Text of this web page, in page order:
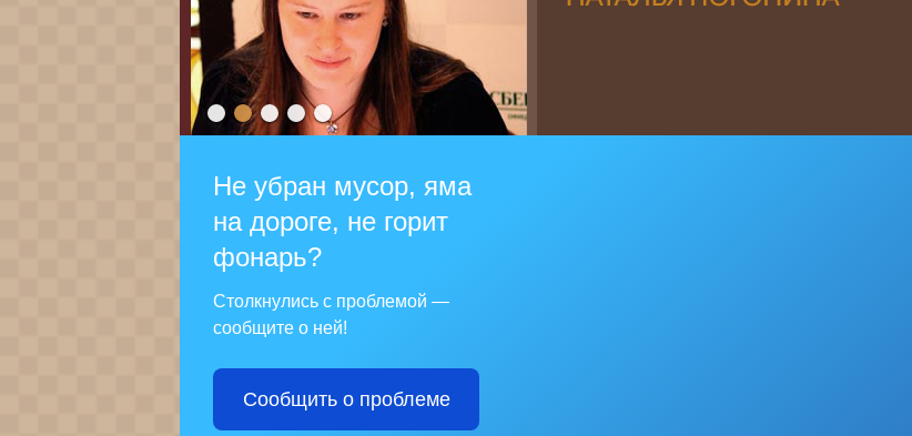
Не убран мусор, яма
на дороге, не горит
фонарь?
Столкнулись с проблемой —
сообщите о ней!
Сообщить о проблеме